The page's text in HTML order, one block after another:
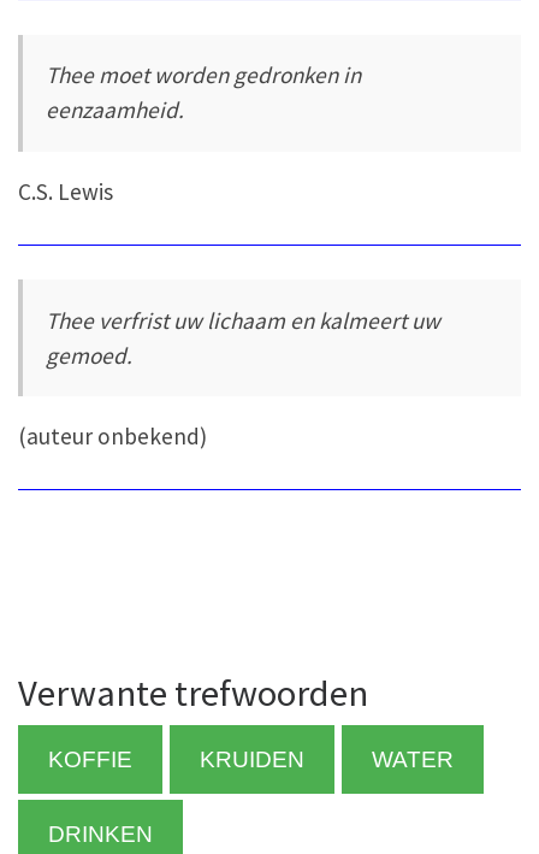
Thee moet worden gedronken in
eenzaamheid.
C.S. Lewis
Thee verfrist uw lichaam en kalmeert uw
gemoed.
(auteur onbekend)
Verwante trefwoorden
KOFFIE KRUIDEN WATER
DRINKEN